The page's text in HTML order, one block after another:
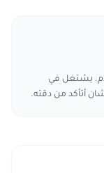
بشتغل في